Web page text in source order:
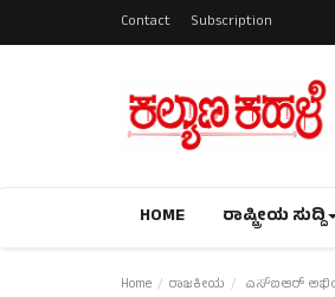
Contact Subscription
HOME ರಾಷ್ಟ್ರೀಯ ಸುದ್ದಿ
Home ರಾಜಕೀಯ ಎಸ್‌ಐಆರ್